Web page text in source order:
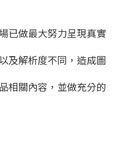
已做最大努力呈現真實
及解析度不同，造成圖
相關內容，並做充分的